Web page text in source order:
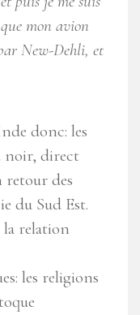
mon avion
New-Dehli, et
donc: les
noir, direct
retour des
du Sud Est.
relation
les religions